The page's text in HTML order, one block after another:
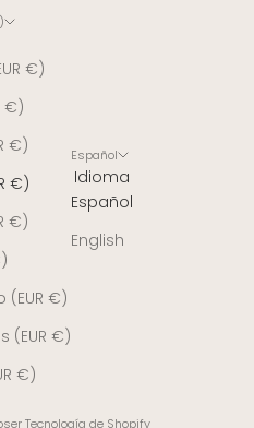
€)
€)
€)
€)
€)
(EUR €)
(EUR €)
€)
Español
Idioma
Español
English
Tecnología de Shopify